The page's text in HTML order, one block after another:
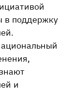
в поддержку
и